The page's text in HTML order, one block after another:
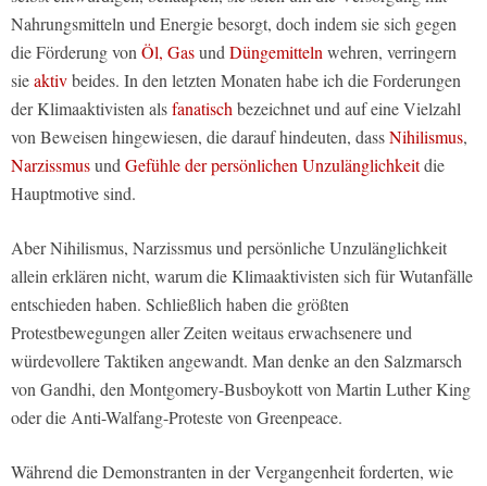
Nahrungsmitteln und Energie besorgt, doch indem sie sich gegen
die Förderung von Öl, Gasund Düngemitteln wehren, verringern
sieaktivbeides. In den letzten Monaten habe ich die Forderungen
der Klimaaktivisten alsfanatisch bezeichnet und auf eine Vielzahl
von Beweisen hingewiesen, die darauf hindeuten, dassNihilismus,
Narzissmusund Gefühle der persönlichen Unzulänglichkeitdie
Hauptmotive sind.
Aber Nihilismus, Narzissmus und persönliche Unzulänglichkeit
allein erklären nicht, warum die Klimaaktivisten sich für Wutanfälle
entschieden haben. Schließlich haben die größten
Protestbewegungen aller Zeiten weitaus erwachsenere und
würdevollere Taktiken angewandt. Man denke an den Salzmarsch
von Gandhi, den Montgomery-Busboykott von Martin Luther King
oder die Anti-Walfang-Proteste von Greenpeace.
Während die Demonstranten in der Vergangenheit forderten, wie